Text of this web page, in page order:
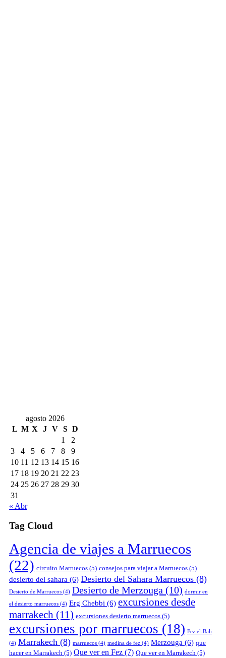
agosto 2026
L M X J V S D
1
2
3
4 5 6 7 8
9
10 11 12 13 14 15 16
17 18 19 20 21 22 23
24 25 26 27 28 29 30
31
« Abr
Tag Cloud
Agencia de viajes a Marruecos
(22) circuito Marruecos (5) consejos para viajar a Marruecos (5)
desierto del sahara (6) Desierto del Sahara Marruecos (8)
Desierto de Marruecos (4) Desierto de Merzouga (10) dormir en
el desierto marruecos (4) Erg Chebbi (6) excursiones desde
marrakech (11) excursiones desierto marruecos (5)
excursiones por marruecos (18) Fez el-Bali
(4) Marrakech (8) marruecos (4) medina de fez (4) Merzouga (6) que
hacer en Marrakech (5) Que ver en Fez (7) Que ver en Marrakech (5)